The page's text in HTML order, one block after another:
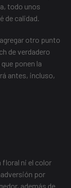
todo unos
de calidad.
otro punto
de verdadero
ponen la
antes, incluso,
ni el color
por
además de